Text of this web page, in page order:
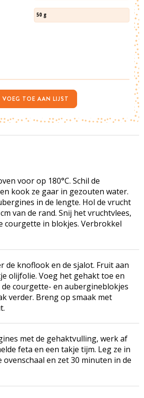
voor op 180°C. Schil de
kook ze gaar in gezouten water.
in de lengte. Hol de vrucht
van de rand. Snij het vruchtvlees,
courgette in blokjes. Verbrokkel
de knoflook en de sjalot. Fruit aan
olijfolie. Voeg het gehakt toe en
de courgette- en aubergineblokjes
verder. Breng op smaak met
met de gehaktvulling, werk af
feta en een takje tijm. Leg ze in
ovenschaal en zet 30 minuten in de
50 g
VOEG TOE AAN LIJST